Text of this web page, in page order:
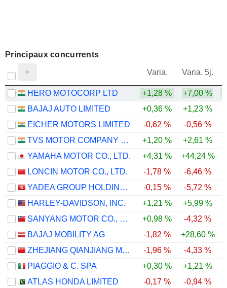
Principaux concurrents
Varia. Varia. 5j.
HERO MOTOCORP LTD
+1,28 % +7,00 %
BAJAJ AUTO LIMITED
+0,36 % +1,23 %
EICHER MOTORS LIMITED
-0,62 % -0,56 %
TVS MOTOR COMPANY LIMITED
+1,20 % +2,61 %
YAMAHA MOTOR CO., LTD.
+4,31 % +44,24 %
LONCIN MOTOR CO., LTD.
-1,78 % -6,46 %
YADEA GROUP HOLDINGS LTD.
-0,15 % -5,72 %
HARLEY-DAVIDSON, INC.
+1,21 % +5,99 %
SANYANG MOTOR CO., LTD.
+0,98 % -4,32 %
BAJAJ MOBILITY AG
-1,82 % +28,60 %
ZHEJIANG QIANJIANG MOTORCYCLE CO., LTD.
-1,96 % -4,33 %
PIAGGIO & C. SPA
+0,30 % +1,21 %
ATLAS HONDA LIMITED
-0,17 % -0,94 %